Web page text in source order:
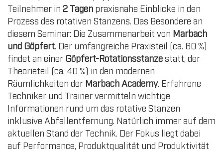
Teilnehmer in 2 Tagen praxisnahe Einblicke in den
Prozess des rotativen Stanzens. Das Besondere an
diesem Seminar: Die Zusammenarbeit von Marbach
und Göpfert . Der umfangreiche Praxisteil (ca. 60 %)
findet an einer Göpfert-Rotationsstanzestatt, der
Theorieteil (ca. 40 %) in den modernen
Räumlichkeiten der Marbach Academy. Erfahrene
Techniker und Trainer vermitteln wichtige
Informationen rund um das rotative Stanzen
inklusive Abfallentfernung. Natürlich immer auf dem
aktuellen Stand der Technik. Der Fokus liegt dabei
auf Performance, Produktqualität und Produktivität